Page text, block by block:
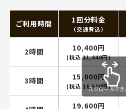
ご利用時間 1回分料金
（交通費込）
2時間 10,400円
(税込 11,440円)
3時間 15,000円
(税込 16,500円)
19,600円
スクロールでき